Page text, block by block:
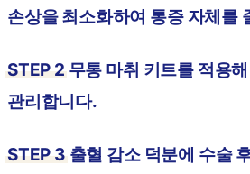
손상을 최소화하여 통증 자체를
STEP 2무통 마취 키트를 적용
관리합니다.
STEP 3출혈 감소 덕분에 수술